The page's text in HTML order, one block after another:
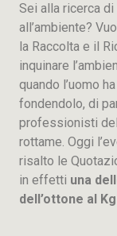
Sei alla ricerca
all’ambiente?
la Raccolta e il
inquinare
quando l’uomo
fondendolo, di
professionisti
rottame. Oggi
risalto le
in effetti una
dell’ottone al